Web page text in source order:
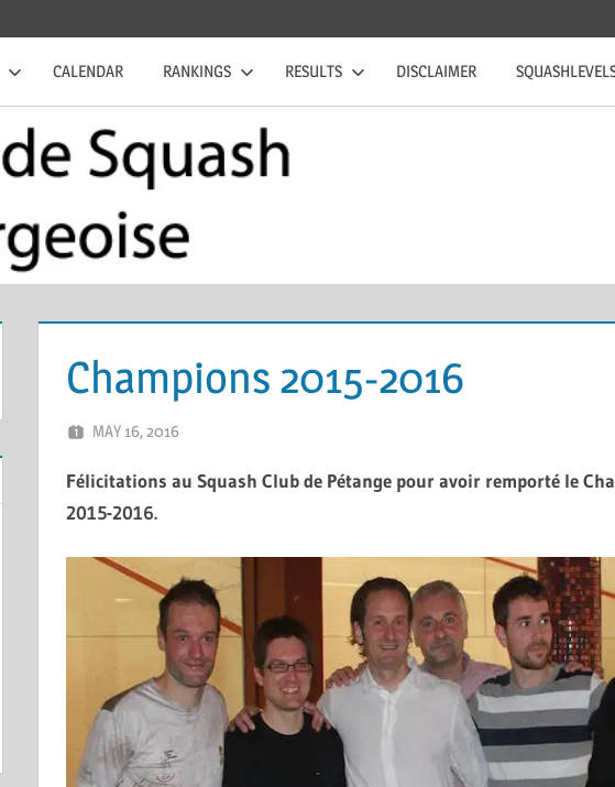
CALENDAR RANKINGS RESULTS DISCLAIMER
Champions 2015-2016
MAY 16, 2016
Félicitations au Squash Club de Pétange pour avoir remporté le
2015-2016.